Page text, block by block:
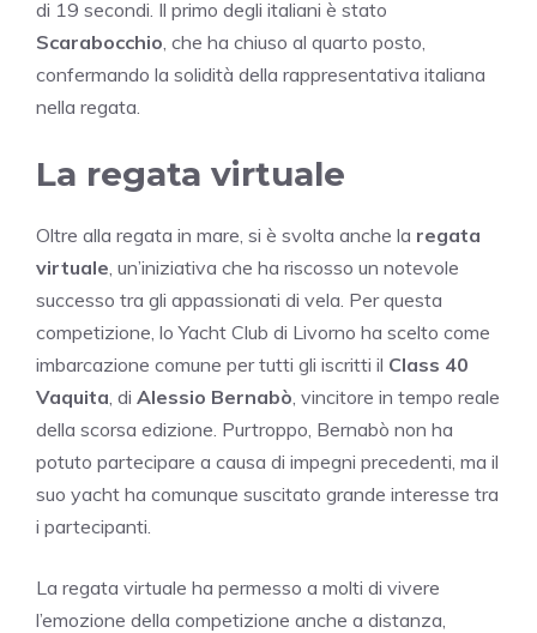
di 19 secondi. Il primo degli italiani è stato
Scarabocchio , che ha chiuso al quarto posto,
confermando la solidità della rappresentativa italiana
nella regata.
La regata virtuale
Oltre alla regata in mare, si è svolta anche la regata
virtuale , un’iniziativa che ha riscosso un notevole
successo tra gli appassionati di vela. Per questa
competizione, lo Yacht Club di Livorno ha scelto come
imbarcazione comune per tutti gli iscritti il Class 40
Vaquita , di Alessio Bernabò , vincitore in tempo reale
della scorsa edizione. Purtroppo, Bernabò non ha
potuto partecipare a causa di impegni precedenti, ma il
suo yacht ha comunque suscitato grande interesse tra
i partecipanti.
La regata virtuale ha permesso a molti di vivere
l’emozione della competizione anche a distanza,